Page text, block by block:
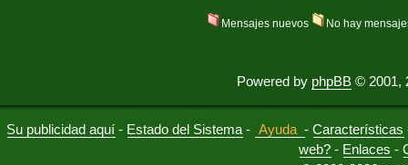
Mensajes nuevos No hay
Powered by phpBB © 2001,
Su publicidad aquí - Estado del Sistema - Ayuda -Características
web? - Enlaces -